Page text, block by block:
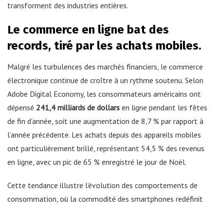
transforment des industries entières.
Le commerce en ligne bat des
records, tiré par les achats mobiles.
Malgré les turbulences des marchés financiers, le commerce
électronique continue de croître à un rythme soutenu. Selon
Adobe Digital Economy, les consommateurs américains ont
dépensé 241,4 milliards de dollars en ligne pendant les fêtes
de fin d’année, soit une augmentation de 8,7 % par rapport à
l’année précédente. Les achats depuis des appareils mobiles
ont particulièrement brillé, représentant 54,5 % des revenus
en ligne, avec un pic de 65 % enregistré le jour de Noël.
Cette tendance illustre l’évolution des comportements de
consommation, où la commodité des smartphones redéfinit